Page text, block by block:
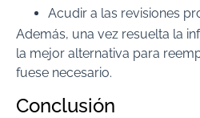
Acudir a las revisiones
Además, una vez resuelta la
la mejor alternativa para
fuese necesario.
Conclusión